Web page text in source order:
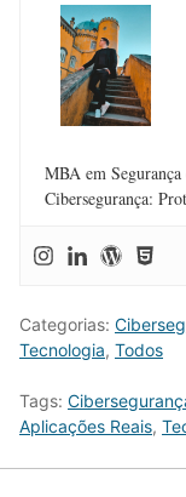
MBA em
Cibersegurança:
Categorias:
Tecnologia, Todos
Tags:
Aplicações Reais,